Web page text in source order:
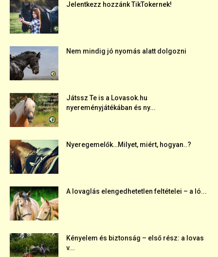
Jelentkezz hozzánk TikTokernek!
Nem mindig jó nyomás alatt dolgozni
Játssz Te is a Lovasok.hu
nyereményjátékában és ny...
Nyeregemelők…Milyet, miért, hogyan..?
A lovaglás elengedhetetlen feltételei – a ló...
Kényelem és biztonság – első rész: a lovas
v...